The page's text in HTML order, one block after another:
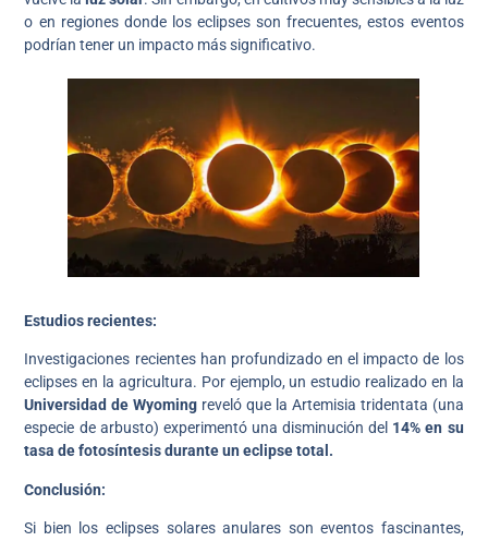
o en regiones donde los eclipses son frecuentes, estos eventos
podrían tener un impacto más significativo.
Estudios recientes:
Investigaciones recientes han profundizado en el impacto de los
eclipses en la agricultura. Por ejemplo, un estudio realizado en la
Universidad de Wyoming reveló que la Artemisia tridentata (una
especie de arbusto) experimentó una disminución del 14% en su
tasa de fotosíntesis durante un eclipse total.
Conclusión:
Si bien los eclipses solares anulares son eventos fascinantes,